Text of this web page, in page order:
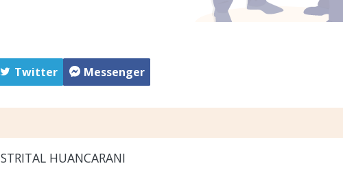
Twitter Messenger
HUANCARANI